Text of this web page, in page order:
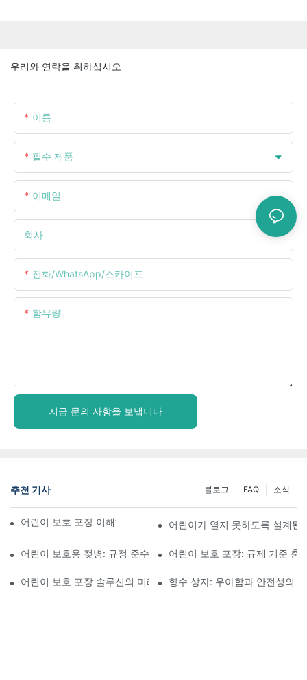
우리와 연락을 취하십시오
이름
필수 제품
이메일
회사
전화/WhatsApp/스카이프
함유량
지금 문의 사항을 보냅니다
추천 기사 소식
FAQ
블로그
어린이 보호 포장 이해하기: 어린이의 안전 확보어린이가 열지 못하도록 설계된
어린이 보호용 젖병: 규정 준수를 위해 알아야 할 사항
어린이 보호 포장: 규제 기준 충
어린이 보호 포장 솔루션의 미래 향수 상자: 우아함과 안전성의